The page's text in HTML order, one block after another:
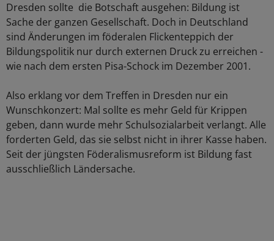
Dresden sollte die Botschaft ausgehen: Bildung ist
Sache der ganzen Gesellschaft. Doch in Deutschland
sind Änderungen im föderalen Flickenteppich der
Bildungspolitik nur durch externen Druck zu erreichen -
wie nach dem ersten Pisa-Schock im Dezember 2001.
Also erklang vor dem Treffen in Dresden nur ein
Wunschkonzert: Mal sollte es mehr Geld für Krippen
geben, dann wurde mehr Schulsozialarbeit verlangt. Alle
forderten Geld, das sie selbst nicht in ihrer Kasse haben.
Seit der jüngsten Föderalismusreform ist Bildung fast
ausschließlich Ländersache.